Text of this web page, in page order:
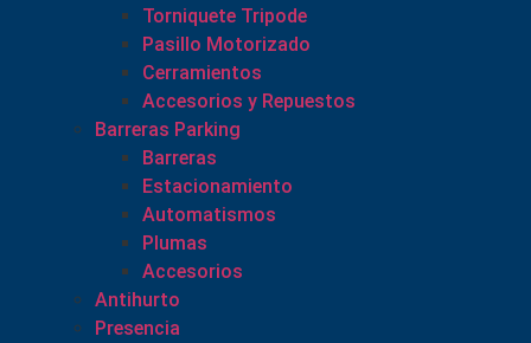
Torniquete Tripode
Pasillo Motorizado
Cerramientos
Accesorios y Repuestos
Barreras Parking
Barreras
Estacionamiento
Automatismos
Plumas
Accesorios
Antihurto
Presencia